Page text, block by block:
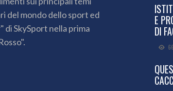
del mondo dello sport ed
SkySport nella prima
E
DI